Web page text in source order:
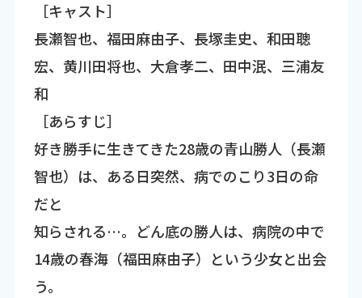
［キャスト］
長瀬智也、福田麻由子、長塚圭史、和田聰
宏、黄川田将也、大倉孝二、田中泯、三浦友
和
［あらすじ］
好き勝手に生きてきた28歳の青山勝人（長瀬
智也）は、ある日突然、病でのこり3日の命
だと
知らされる…。どん底の勝人は、病院の中で
14歳の春海（福田麻由子）という少女と出会
う。